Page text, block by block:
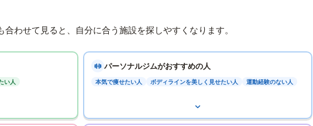
合わせて見ると、自分に合う施設を探しやすくなります。
い人
パーソナルジムがおすすめの人
本気で痩せたい人 ボディラインを美しく見せたい人 運動経験のない人